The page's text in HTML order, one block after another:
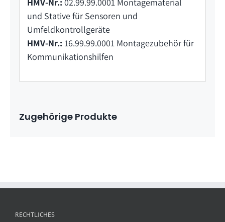
und Stative für Sensoren und
Umfeldkontrollgeräte
HMV-Nr.: 16.99.99.0001 Montagezubehör für
Kommunikationshilfen
Zugehörige Produkte
RECHTLICHES